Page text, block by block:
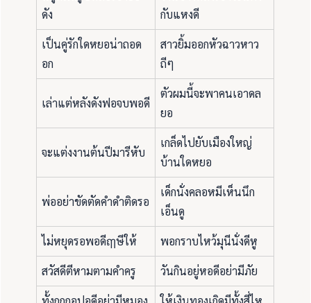
ดัง
กับแหงดี
เป็นคู่รักใดหยอน่าถอด
อก
สาวยิ้มออกหัวฉาวหาว
ถีๆ
เล่าแต่หลังดังฟอจบพอดี
ตัวผมนี้จะพาคนเอาดล
ยอ
จะแต่งงานต้นปีมารีหับ
เกล็ดไปยับเมืองใหญ่
บ้านใดหยอ
พ่ออย่าขัดตัดคำดำติดรอ
เด็กนั่งคลอหมีเห็นนึก
เอ็นดู
ไม่หยุดรอพอดีฤๅษีให้ พอกราบไหว้มุนีนั่งดีหู
สวัสดีตีหามตามคำครู วันกินอยู่หอดีอย่ามีภัย